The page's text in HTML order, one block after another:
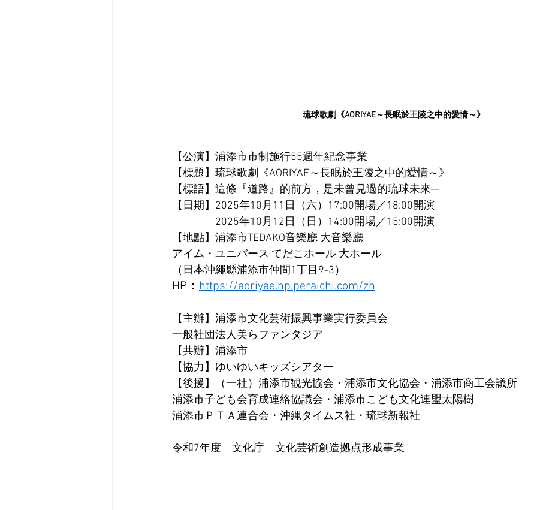
琉球歌劇《AORIYAE～長眠於王陵之中的愛情～》
【公演】浦添市市制施行55週年紀念事業
【標題】琉球歌劇《AORIYAE～長眠於王陵之中的愛情～》
【標語】這條『道路』的前方，是未曾見過的琉球未來─
【日期】2025年10月11日（六）17:00開場／18:00開演
2025年10月12日（日）14:00開場／15:00開演
【地點】浦添市TEDAKO音樂廳 大音樂廳
アイム・ユニバース てだこホール 大ホール
（日本沖繩縣浦添市仲間1丁目9-3）
HP： https://aoriyae.hp.peraichi.com/zh
【主辦】浦添市文化芸術振興事業実行委員会
一般社団法人美らファンタジア
【共辦】浦添市
【協力】ゆいゆいキッズシアター
【後援】（一社）浦添市観光協会・浦添市文化協会・浦添市商工会議所
浦添市子ども会育成連絡協議会・浦添市こども文化連盟太陽樹
浦添市ＰＴＡ連合会・沖縄タイムス社・琉球新報社
令和7年度　文化庁　文化芸術創造拠点形成事業